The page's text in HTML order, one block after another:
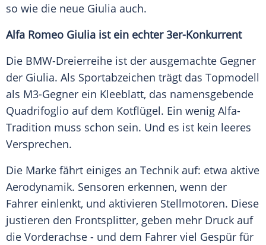
so wie die neue Giulia auch.
Alfa Romeo Giulia ist ein echter 3er-Konkurrent
Die BMW-Dreierreihe ist der ausgemachte Gegner
der Giulia. Als Sportabzeichen trägt das Topmodell
als M3-Gegner ein Kleeblatt, das namensgebende
Quadrifoglio auf dem Kotflügel. Ein wenig Alfa-
Tradition muss schon sein. Und es ist kein leeres
Versprechen.
Die Marke fährt einiges an Technik auf: etwa aktive
Aerodynamik. Sensoren erkennen, wenn der
Fahrer einlenkt, und aktivieren Stellmotoren. Diese
justieren den Frontsplitter, geben mehr Druck auf
die Vorderachse - und dem Fahrer viel Gespür für